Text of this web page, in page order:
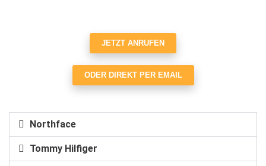
JETZT ANRUFEN
ODER DIREKT PER EMAIL
Northface
Tommy Hilfiger